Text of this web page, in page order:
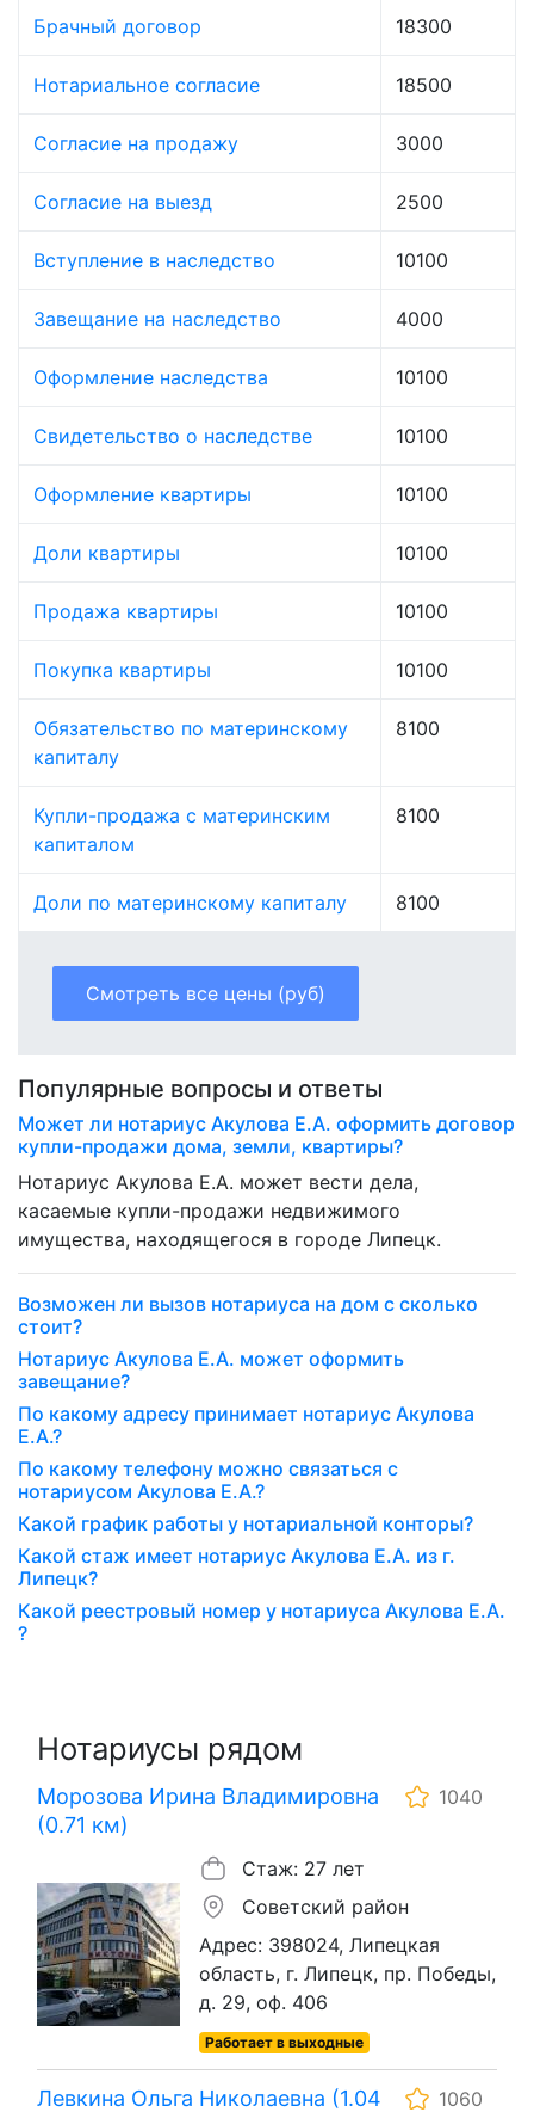
Брачный договор 18300
Нотариальное согласие 18500
Согласие на продажу 3000
Согласие на выезд 2500
Вступление в наследство 10100
Завещание на наследство 4000
Оформление наследства 10100
Свидетельство о наследстве 10100
Оформление квартиры 10100
Доли квартиры 10100
Продажа квартиры 10100
Покупка квартиры 10100
Обязательство по материнскому
капиталу
8100
Купли-продажа с материнским
капиталом
8100
Доли по материнскому капиталу 8100
Смотреть все цены (руб)
Популярные вопросы и ответы
Может ли нотариус Акулова Е.А. оформить договор
купли-продажи дома, земли, квартиры?
Нотариус Акулова Е.А. может вести дела,
касаемые купли-продажи недвижимого
имущества, находящегося в городе Липецк.
Возможен ли вызов нотариуса на дом с сколько
стоит?
Нотариус Акулова Е.А. может оформить
завещание?
По какому адресу принимает нотариус Акулова
Е.А.?
По какому телефону можно связаться с
нотариусом Акулова Е.А.?
Какой график работы у нотариальной конторы?
Какой стаж имеет нотариус Акулова Е.А. из г.
Липецк?
Какой реестровый номер у нотариуса Акулова Е.А.
?
Нотариусы рядом
Морозова Ирина Владимировна
(0.71 км)
1040
Стаж: 27 лет
Советский район
Адрес: 398024, Липецкая
область, г. Липецк, пр. Победы,
д. 29, оф. 406
Работает в выходные
Левкина Ольга Николаевна (1.04
1060